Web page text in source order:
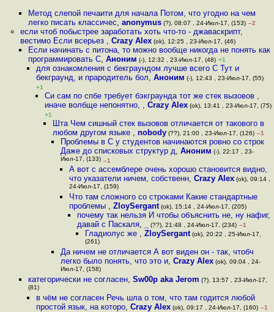
Метод слепой печаити для начала Потом, что угодно на чем
легко писать классичес, anonymus(?), 08:07 , 24-Июл-17, (153) –2
если чтоб побыстрее заработать хоть что-то - джаваскрипт,
вестимо Если всерьез , Crazy Alex(ok), 12:25 , 23-Июл-17, (46)
Если начинать с питона, то можно вообще никогда не понять как
программировать С, Аноним (-), 12:32 , 23-Июл-17, (48) +1
для ознакомления с бекграундом лучше всего С Тут и
бекграунд, и прародитель бол,Аноним (-), 12:43 , 23-Июл-17, (55)
+1
Си сам по спбе требует бэкграунда тот же стек вызовов ,
иначе волбще непонятно, , Crazy Alex(ok), 13:41 , 23-Июл-17, (75)
+1
Шта Чем сишный стек вызовов отличается от такового в
любом другом языке , nobody(??), 21:00 , 23-Июл-17, (126) –1
Проблемы в С у студентов начинаются ровно со строк
Даже до списковых структур д,Аноним (-), 22:17 , 23-
Июл-17, (133) –1
А вот с ассемблере очень хорошо становится видно,
что указатели ничем, собственн, Crazy Alex(ok), 09:14 ,
24-Июл-17, (159)
Что там сложного со строками Какие стандартные
проблемы , ZloySergant(ok), 15:14 , 24-Июл-17, (205)
почему так нельзя И чтобы объяснить не, ну нафиг,
давай с Паскаля, (??), 21:48 , 24-Июл-17, (234) –1
Гладиолус же ,ZloySergant (ok), 20:22 , 25-Июл-17,
(261)
Да ничем не отличается А вот виден он - так, чтобч
легко было понять, что это и,Crazy Alex (ok), 09:04 , 24-
Июл-17, (158)
категорически не согласен, Sw00p aka Jerom (?), 13:57 , 23-Июл-17,
(81)
в чём не согласен Речь шла о том, что там годится любой
простой язык, на которо,Crazy Alex (ok), 09:17 , 24-Июл-17, (160) –1